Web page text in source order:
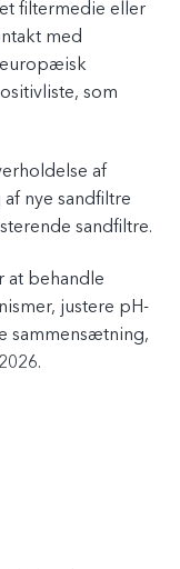
filtermedie eller
med
europæisk
som
af
nye sandfiltre
sandfiltre.
at behandle
justere pH-
sammensætning,